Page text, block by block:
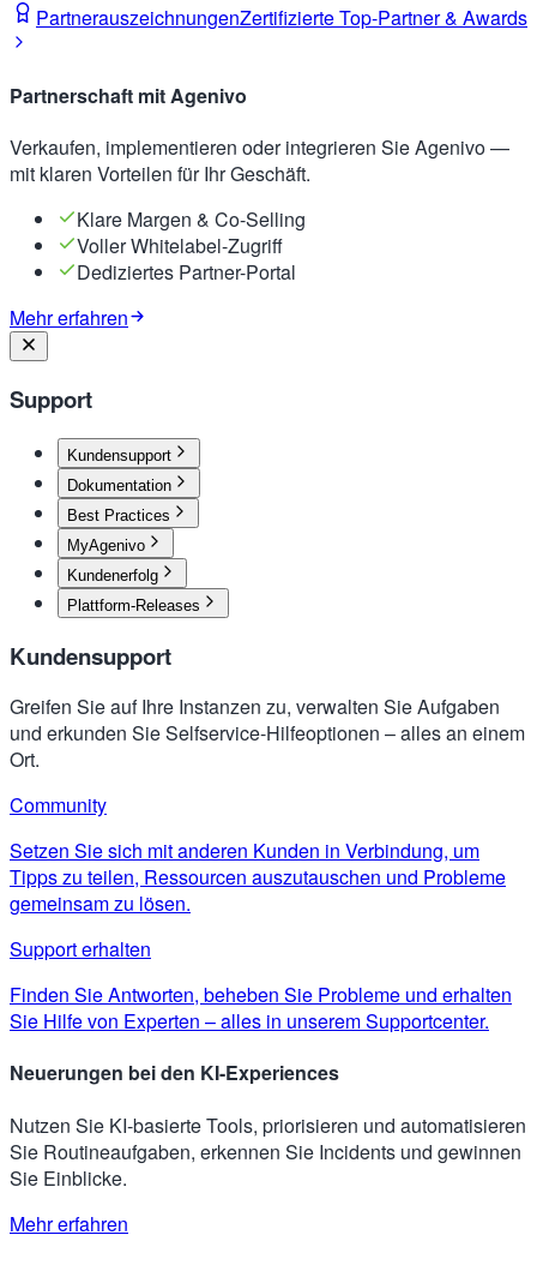
PartnerauszeichnungenZertifizierte Top-Partner & Awards
Partnerschaft mit Agenivo
Verkaufen, implementieren oder integrieren Sie Agenivo —
mit klaren Vorteilen für Ihr Geschäft.
Klare Margen & Co-Selling
Voller Whitelabel-Zugriff
Dediziertes Partner-Portal
Mehr erfahren
Support
Kundensupport
Dokumentation
Best Practices
MyAgenivo
Kundenerfolg
Plattform-Releases
Kundensupport
Greifen Sie auf Ihre Instanzen zu, verwalten Sie Aufgaben
und erkunden Sie Selfservice-Hilfeoptionen – alles an einem
Ort.
Community
Setzen Sie sich mit anderen Kunden in Verbindung, um
Tipps zu teilen, Ressourcen auszutauschen und Probleme
gemeinsam zu lösen.
Support erhalten
Finden Sie Antworten, beheben Sie Probleme und erhalten
Sie Hilfe von Experten – alles in unserem Supportcenter.
Neuerungen bei den KI-Experiences
Nutzen Sie KI-basierte Tools, priorisieren und automatisieren
Sie Routineaufgaben, erkennen Sie Incidents und gewinnen
Sie Einblicke.
Mehr erfahren